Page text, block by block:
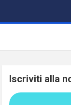
Iscriviti alla